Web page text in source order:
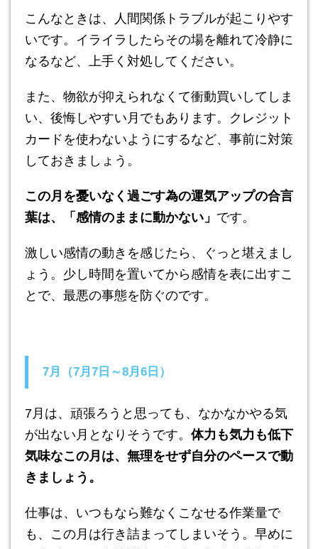
こんなときは、人間関係トラブルが起こりやす
いです。イライラしたらその場を離れて冷静に
なるなど、上手く対処してください。
また、物欲が抑えられなくて衝動買いしてしま
い、後悔しやすい月でもあります。クレジット
カードを使わないようにするなど、事前に対策
しておきましょう。
この月を憂いなく過ごす為の運気アップの合言
葉は、「感情のままに動かない」 です。
激しい感情の動きを感じたら、ぐっと堪えまし
ょう。少し時間を置いてから感情を表に出すこ
とで、最悪の事態を防ぐのです。
7月（7月7日～8月6日）
7月は、頑張ろうと思っても、なかなかやる気
が出ない月となりそうです。 体力も気力も低下
気味なこの月は、無理をせず自分のペースで動
きましょう。
仕事は、いつもなら難なくこなせる作業量で
も、この月は行き詰まってしまいそう。早めに